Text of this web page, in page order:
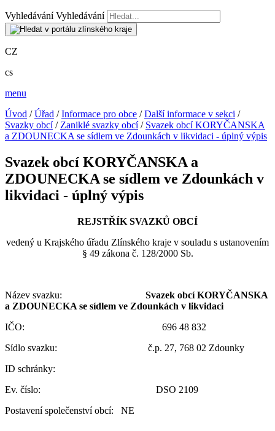
Vyhledávání Vyhledávání
CZ
cs
menu
Úvod /Úřad /Informace pro obce /Další informace v sekci /
Svazky obcí/ Zaniklé svazky obcí/ Svazek obcí KORYČANSKA
a ZDOUNECKA se sídlem ve Zdounkách v likvidaci - úplný výpis
Svazek obcí KORYČANSKA a
ZDOUNECKA se sídlem ve Zdounkách v
likvidaci - úplný výpis
REJSTŘÍK SVAZKŮ OBCÍ
vedený u Krajského úřadu Zlínského kraje v souladu s ustanovením
§ 49 zákona č. 128/2000 Sb.
Název svazku: Svazek obcí KORYČANSKA
a ZDOUNECKA se sídlem ve Zdounkách v likvidaci
IČO: 696 48 832
Sídlo svazku: č.p. 27, 768 02 Zdounky
ID schránky:
Ev. číslo: DSO 2109
Postavení společenství obcí: NE